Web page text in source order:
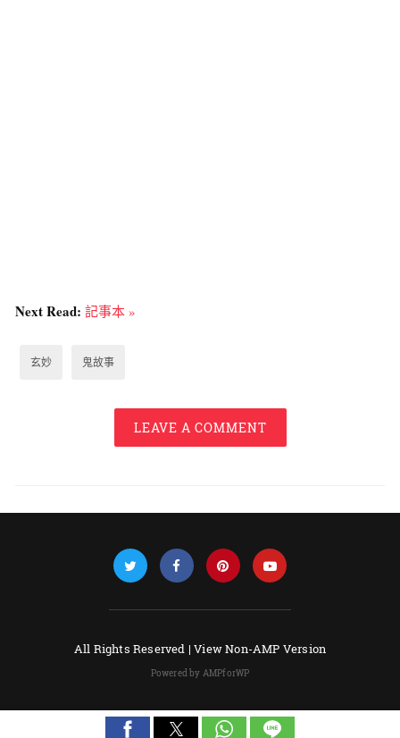
Next Read: 記事本 »
玄妙 鬼故事
LEAVE A COMMENT
All Rights Reserved |View Non-AMP Version
Powered by AMPforWP